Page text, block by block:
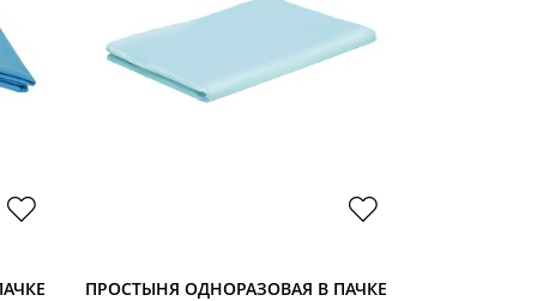
ПРОСТЫНЯ ОДНОРАЗОВАЯ В ПАЧКЕ